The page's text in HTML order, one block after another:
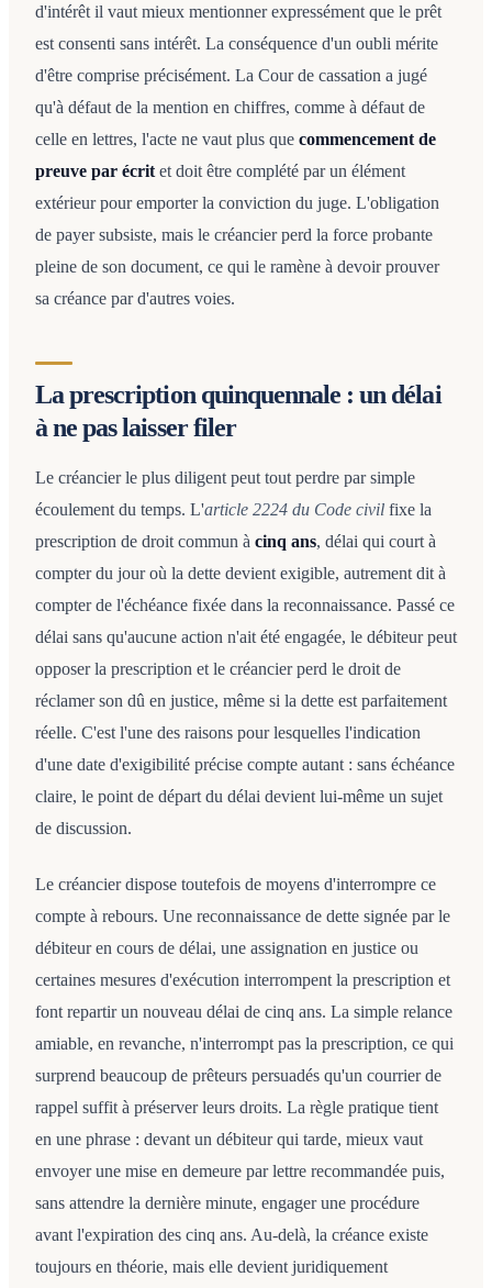
d'intérêt il vaut mieux mentionner expressément que le prêt
est consenti sans intérêt. La conséquence d'un oubli mérite
d'être comprise précisément. La Cour de cassation a jugé
qu'à défaut de la mention en chiffres, comme à défaut de
celle en lettres, l'acte ne vaut plus que commencement de
preuve par écrit et doit être complété par un élément
extérieur pour emporter la conviction du juge. L'obligation
de payer subsiste, mais le créancier perd la force probante
pleine de son document, ce qui le ramène à devoir prouver
sa créance par d'autres voies.
La prescription quinquennale : un délai
à ne pas laisser filer
Le créancier le plus diligent peut tout perdre par simple
écoulement du temps. L'article 2224 du Code civil fixe la
prescription de droit commun à cinq ans, délai qui court à
compter du jour où la dette devient exigible, autrement dit à
compter de l'échéance fixée dans la reconnaissance. Passé ce
délai sans qu'aucune action n'ait été engagée, le débiteur peut
opposer la prescription et le créancier perd le droit de
réclamer son dû en justice, même si la dette est parfaitement
réelle. C'est l'une des raisons pour lesquelles l'indication
d'une date d'exigibilité précise compte autant : sans échéance
claire, le point de départ du délai devient lui-même un sujet
de discussion.
Le créancier dispose toutefois de moyens d'interrompre ce
compte à rebours. Une reconnaissance de dette signée par le
débiteur en cours de délai, une assignation en justice ou
certaines mesures d'exécution interrompent la prescription et
font repartir un nouveau délai de cinq ans. La simple relance
amiable, en revanche, n'interrompt pas la prescription, ce qui
surprend beaucoup de prêteurs persuadés qu'un courrier de
rappel suffit à préserver leurs droits. La règle pratique tient
en une phrase : devant un débiteur qui tarde, mieux vaut
envoyer une mise en demeure par lettre recommandée puis,
sans attendre la dernière minute, engager une procédure
avant l'expiration des cinq ans. Au-delà, la créance existe
toujours en théorie, mais elle devient juridiquement